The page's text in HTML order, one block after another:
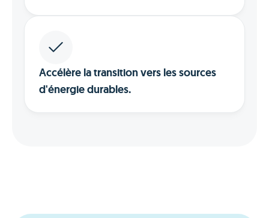
Accélère la transition vers les sources
d'énergie durables.